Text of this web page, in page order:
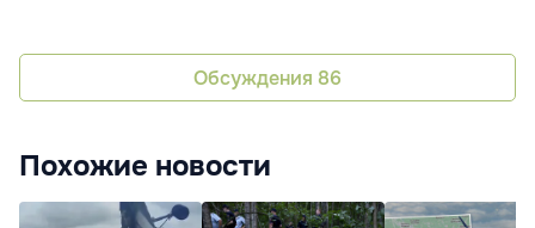
Обсуждения 86
Похожие новости